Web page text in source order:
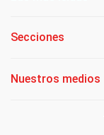
Secciones
Nuestros medios